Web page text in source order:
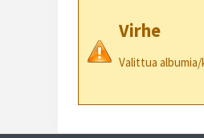
Virhe
Valittua